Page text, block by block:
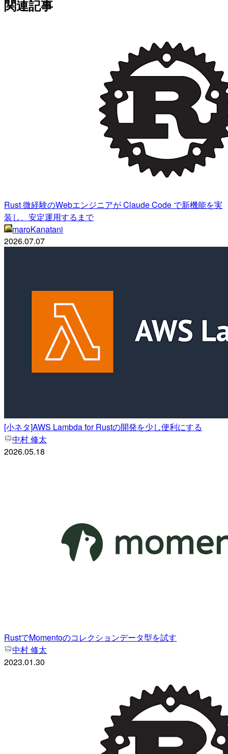
関連記事
Rust 微経験のWebエンジニアが Claude Code で新機能を実
装し、安定運用するまで
maroKanatani
2026.07.07
[小ネタ]AWS Lambda for Rustの開発を少し便利にする
中村 修太
2026.05.18
RustでMomentoのコレクションデータ型を試す
中村 修太
2023.01.30